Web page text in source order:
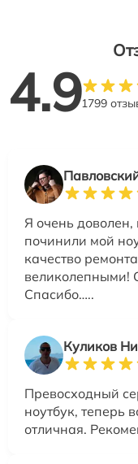
4.91799
Я очень доволен,
починили мой
качество
великолепными!
Спасибо…..
Куликов
Превосходный
ноутбук, теперь
отличная.